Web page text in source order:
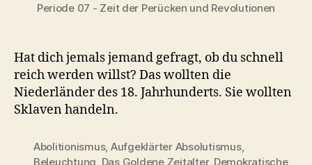
Periode 07 - Zeit der Perücken und Revolutionen
Hat dich jemals jemand gefragt, ob du schnell
reich werden willst? Das wollten die
Niederländer des 18. Jahrhunderts. Sie wollten
Sklaven handeln.
Abolitionismus, Aufgeklärter Absolutismus,
Beleuchtung, Das Goldene Zeitalter, Demokratische